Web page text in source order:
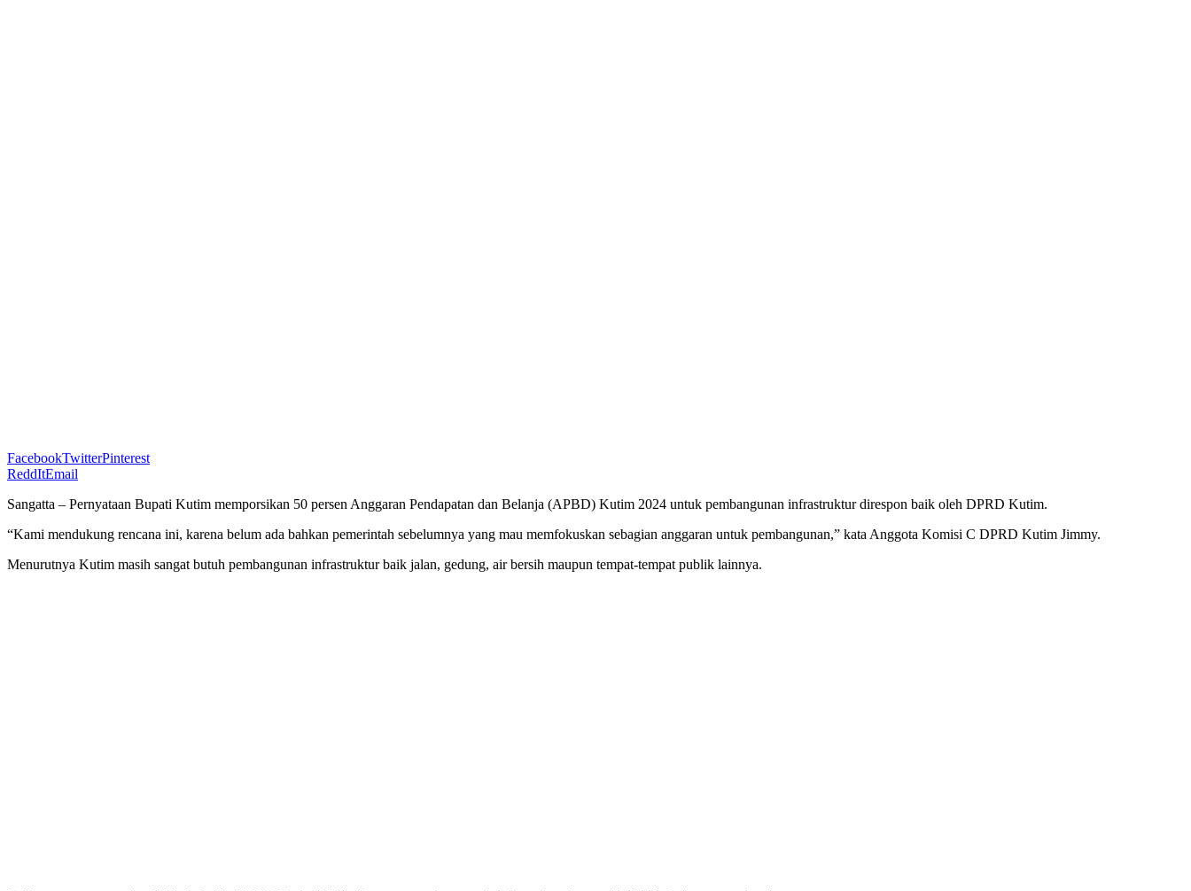
FacebookTwitterPinterest
ReddItEmail
Sangatta – Pernyataan Bupati Kutim memporsikan 50 persen Anggaran Pendapatan dan Belanja (APBD) Kutim 2024 untuk pembangunan infrastruktur direspon baik oleh DPRD Kutim.
“Kami mendukung rencana ini, karena belum ada bahkan pemerintah sebelumnya yang mau memfokuskan sebagian anggaran untuk pembangunan,” kata Anggota Komisi C DPRD Kutim Jimmy.
Menurutnya Kutim masih sangat butuh pembangunan infrastruktur baik jalan, gedung, air bersih maupun tempat-tempat publik lainnya.